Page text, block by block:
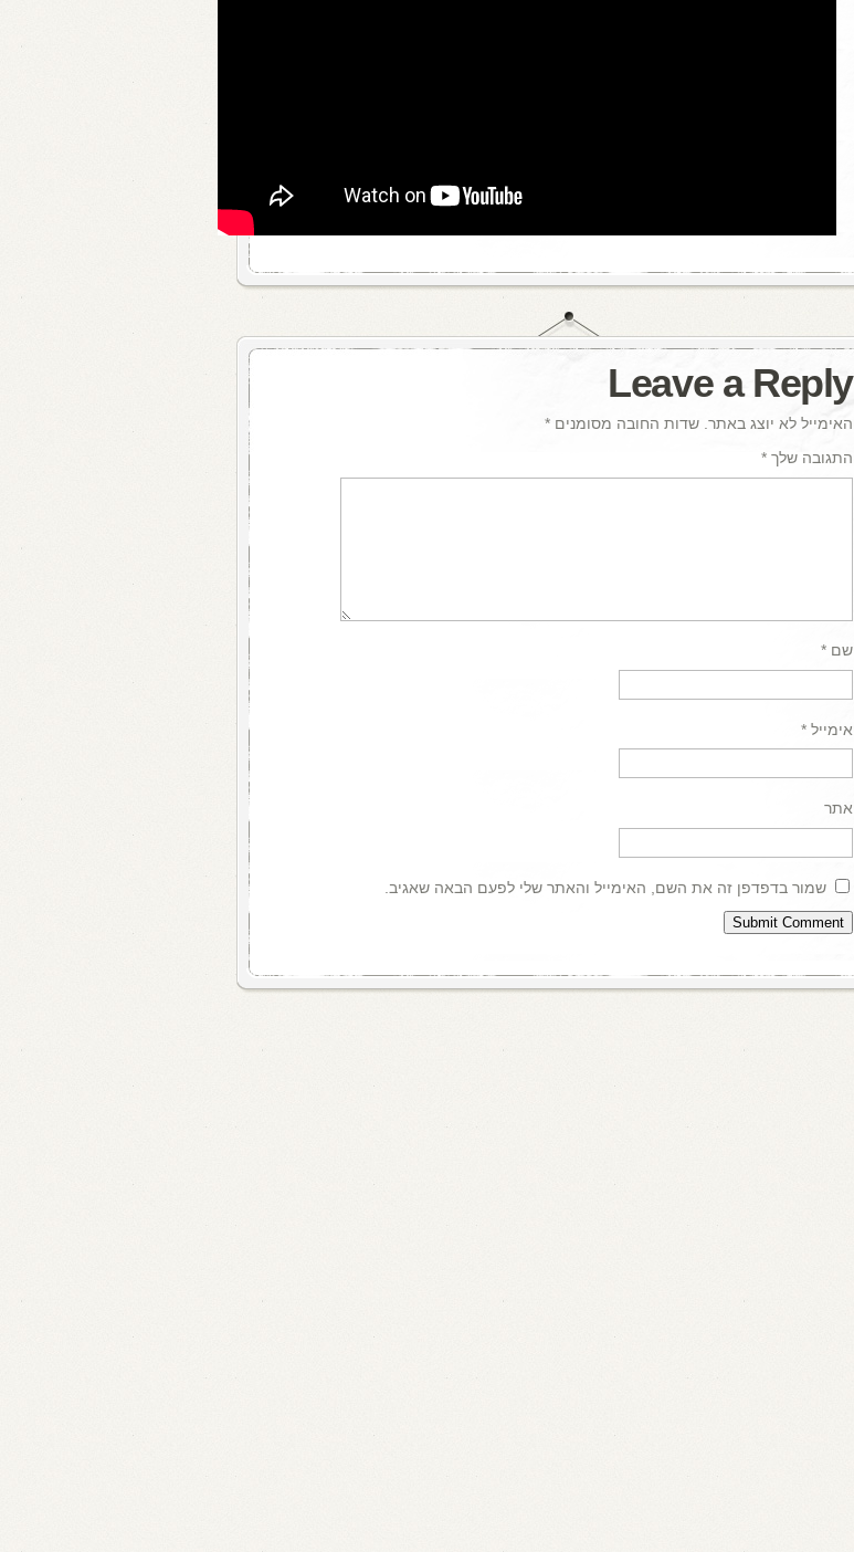
Leave a Reply
האימייל לא יוצג באתר. שדות החובה מסומנים *
התגובה שלך *
שם *
אימייל *
אתר
שמור בדפדפן זה את השם, האימייל והאתר שלי לפעם הבאה שאגיב.